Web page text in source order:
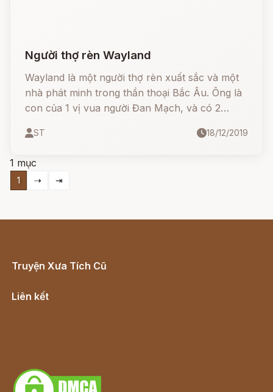
Người thợ rèn Wayland
Wayland là một người thợ rèn xuất sắc và một
nhà phát minh trong thần thoại Bắc Âu. Ông là
con của 1 vị vua người Đan Mạch, và có 2
Valkyres.
ST 18/12/2019
1 mục
1 ⇢ ⇥
Truyện Xưa Tích Cũ
Liên kết